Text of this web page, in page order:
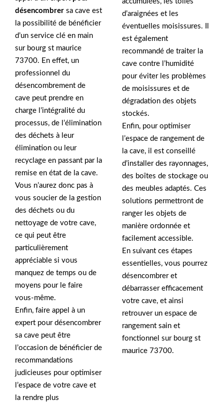
désencombrer sa cave est
la possibilité de bénéficier
d’un service clé en main
sur bourg st maurice
73700. En effet, un
professionnel du
désencombrement de
cave peut prendre en
charge l’intégralité du
processus, de l’élimination
des déchets à leur
élimination ou leur
recyclage en passant par la
remise en état de la cave.
Vous n’aurez donc pas à
vous soucier de la gestion
des déchets ou du
nettoyage de votre cave,
ce qui peut être
particulièrement
appréciable si vous
manquez de temps ou de
moyens pour le faire
vous-même.
Enfin, faire appel à un
expert pour désencombrer
sa cave peut être
l’occasion de bénéficier de
recommandations
judicieuses pour optimiser
l’espace de votre cave et
la rendre plus
d’araignées et les
éventuelles moisissures. Il
est également
recommandé de traiter la
cave contre l’humidité
pour éviter les problèmes
de moisissures et de
dégradation des objets
stockés.
Enfin, pour optimiser
l’espace de rangement de
la cave, il est conseillé
d’installer des rayonnages,
des boîtes de stockage ou
des meubles adaptés. Ces
solutions permettront de
ranger les objets de
manière ordonnée et
facilement accessible.
En suivant ces étapes
essentielles, vous pourrez
désencombrer et
débarrasser efficacement
votre cave, et ainsi
retrouver un espace de
rangement sain et
fonctionnel sur bourg st
maurice 73700.